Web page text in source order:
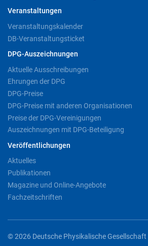
Veranstaltungen
Veranstaltungskalender
DB-Veranstaltungsticket
DPG-Auszeichnungen
Aktuelle Ausschreibungen
Ehrungen der DPG
DPG-Preise
DPG-Preise mit anderen Organisationen
Preise der DPG-Vereinigungen
Auszeichnungen mit DPG-Beteiligung
Veröffentlichungen
Aktuelles
Publikationen
Magazine und Online-Angebote
Fachzeitschriften
© 2026 Deutsche Physikalische Gesellschaft